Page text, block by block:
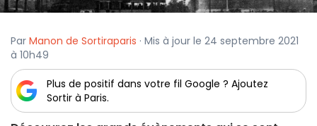
Par Manon de Sortiraparis · Mis à jour le 24 septembre 2021
à 10h49
Plus de positif dans votre fil Google ? Ajoutez
Sortir à Paris.